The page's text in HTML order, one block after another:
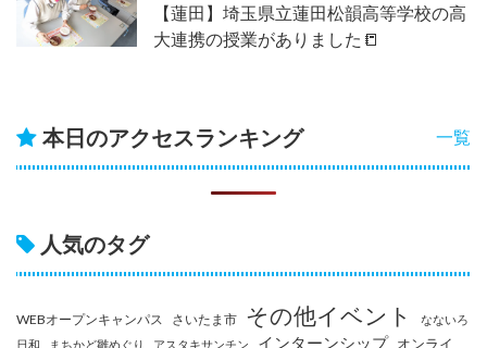
【蓮田】埼玉県立蓮田松韻高等学校の高
大連携の授業がありました📒
一覧
本日のアクセスランキング
人気のタグ
WEBオープンキャンパス さいたま市 その他イベント
なないろ
日和
まちかど雛めぐり アスタキサンチン インターンシップ オンライ